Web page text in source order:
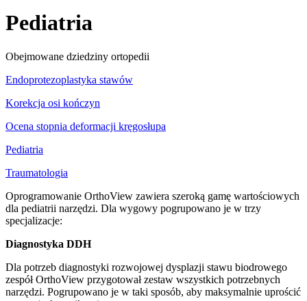
Pediatria
Obejmowane dziedziny ortopedii
Endoprotezoplastyka stawów
Korekcja osi kończyn
Ocena stopnia deformacji kręgosłupa
Pediatria
Traumatologia
Oprogramowanie OrthoView zawiera szeroką gamę wartościowych
dla pediatrii narzędzi. Dla wygowy pogrupowano je w trzy
specjalizacje:
Diagnostyka DDH
Dla potrzeb diagnostyki rozwojowej dysplazji stawu biodrowego
zespół OrthoView przygotował zestaw wszystkich potrzebnych
narzędzi. Pogrupowano je w taki sposób, aby maksymalnie uprościć